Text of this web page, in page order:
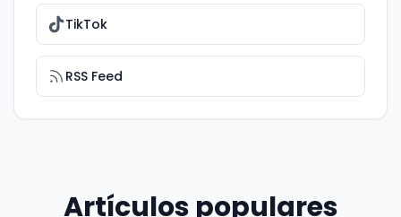
TikTok
RSS Feed
Artículos populares